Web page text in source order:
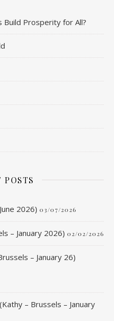
Build Prosperity for All?
POSTS
2026) 03/07/2026
– January 2026) 02/02/2026
– January 26)
– Brussels – January